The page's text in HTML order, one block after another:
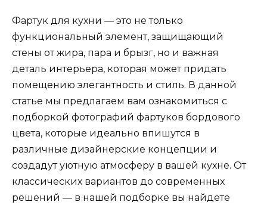
Фартук для кухни — это не только
функциональный элемент, защищающий
стены от жира, пара и брызг, но и важная
деталь интерьера, которая может придать
помещению элегантность и стиль. В данной
статье мы предлагаем вам ознакомиться с
подборкой фотографий фартуков бордового
цвета, которые идеально впишутся в
различные дизайнерские концепции и
создадут уютную атмосферу в вашей кухне. От
классических вариантов до современных
решений — в нашей подборке вы найдете